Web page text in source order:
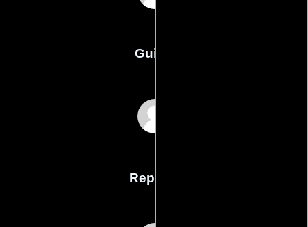
Guión
Reparto